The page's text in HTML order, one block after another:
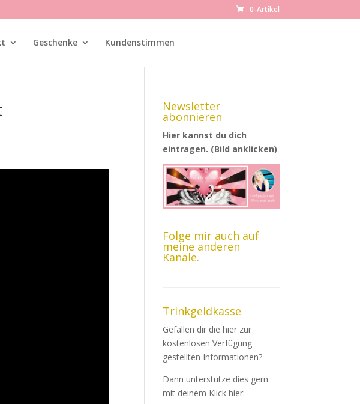
0-Artikel
Geschenke Kundenstimmen
Newsletter
abonnieren
Hier kannst du dich
eintragen. (Bild anklicken)
Folge mir auch auf
meine anderen
Kanäle.
Trinkgeldkasse
Gefallen dir die hier zur
kostenlosen Verfügung
gestellten Informationen?
Dann unterstütze dies gern
mit deinem Klick hier: